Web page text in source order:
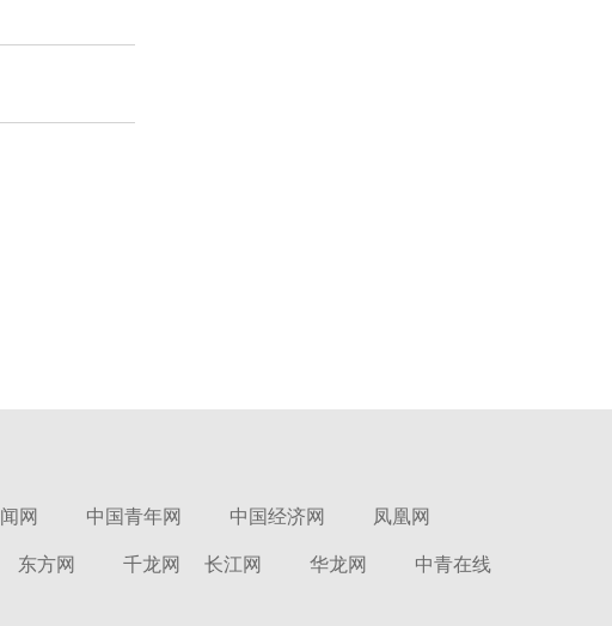
网 中国青年网 中国经济网 凤凰网
东方网 千龙网 长江网 华龙网 中青在线